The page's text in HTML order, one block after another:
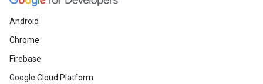
Android
Chrome
Firebase
Google Cloud Platform